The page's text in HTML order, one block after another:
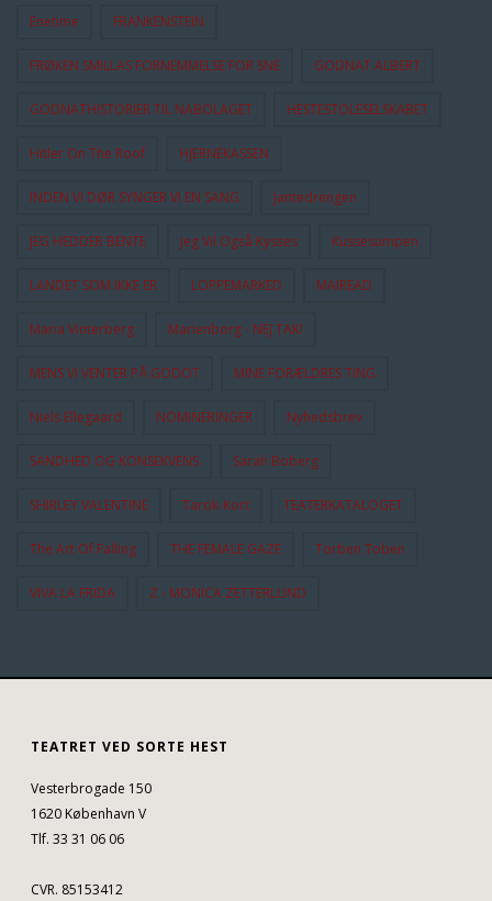
Enetime FRANKENSTEIN
FRØKEN SMILLAS FORNEMMELSE FOR SNE GODNAT ALBERT
GODNATHISTORIER TIL NABOLAGET HESTESTOLESELSKABET
Hitler On The Roof HJERNEKASSEN
INDEN VI DØR SYNGER VI EN SANG Jantedrengen
JEG HEDDER BENTE Jeg Vil Også Kysses Kussesumpen
LANDET SOM IKKE ER LOPPEMARKED MAIREAD
Maria Vinterberg Marienborg - NEJ TAK!
MENS VI VENTER PÅ GODOT MINE FORÆLDRES TING
Niels Ellegaard NOMINERINGER Nyhedsbrev
SANDHED OG KONSEKVENS Sarah Boberg
SHIRLEY VALENTINE Tarok-Kort TEATERKATALOGET
The Art Of Falling THE FEMALE GAZE Torben Toben
VIVA LA FRIDA Z - MONICA ZETTERLUND
TEATRET VED SORTE HEST
Vesterbrogade 150
1620 København V
Tlf. 33 31 06 06
CVR. 85153412